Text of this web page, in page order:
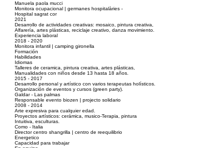
Manuela paola mucci
Monitora ocupacional | germanes hospitalàries -
Hospital sagrat cor
2021
Desarrollo de actividades creativas: mosaico, pintura creativa,
Alfarería, artes plásticas, reciclaje creativo, danza movimiento.
Experiencia laboral
2018 - 2020
Monitora infantil | camping gironella
Formación
Habilidades
Idiomas
Talleres de ceramica, pintura creativa, artes plásticas,
Manualidades con niños desde 13 hasta 18 años.
2015 - 2017
Desarrollo personal y artístico con varios terapeutas holísticos.
Organización de eventos y cursos (green party).
Galdar - Las palmas
Responsable evento biozen | projecto solidario
2008 - 2014
Arte expresiva para cualquier edad.
Proyectos artísticos: cerámica, musico-Terapia, pintura
Intuitiva, esculturas.
Como - Italia
Director centro shangrilla | centro de reequilibrio
Energetico
Capacidad para trabajar